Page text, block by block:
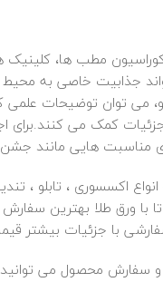
مطب‌ ها،
خاصی به محیط
توضیحات علمی
هایی مانند جشن
اکسسوری ، تابلو ،
ورق طلا بهترین
با جزئیات بیشتر
و سفارش محصول می